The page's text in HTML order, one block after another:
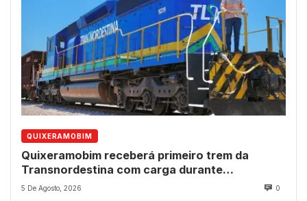
QUIXERAMOBIM
Quixeramobim receberá primeiro trem da
Transnordestina com carga durante
programação de aniversário do município
5 De Agosto, 2026 0